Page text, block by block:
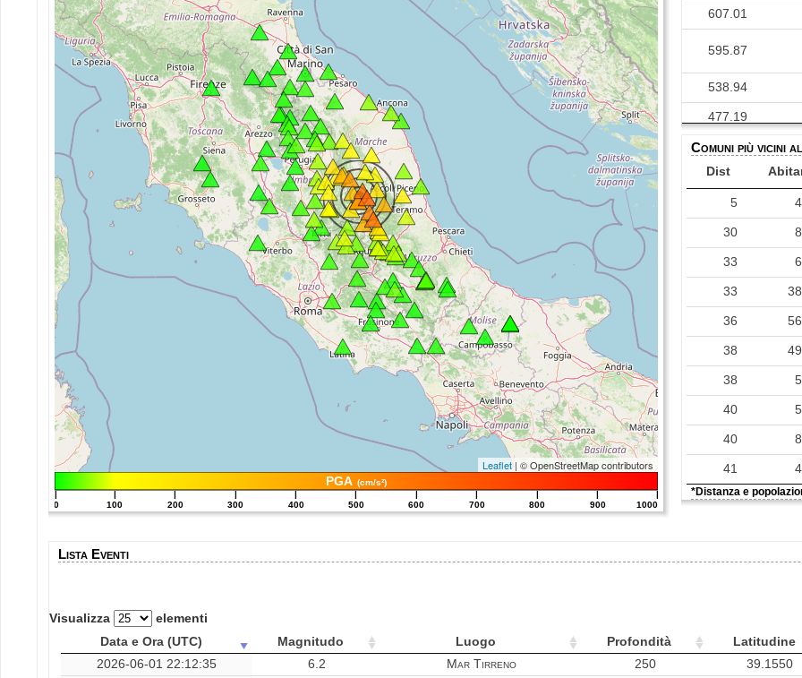
Leaflet| © OpenStreetMap contributors
PGA (cm/s²)
|
0
|
100
|
200
|
300
|
400
|
500
|
600
|
700
|
800
|
900
|
1000
607.01
595.87
538.94
477.19
451.72
378.91
366.11
361.15
351.83
315.42
226.49
203.06
192.45
172.34
136.98
117.22
115.71
Comuni più vicini
Dist
5
30
33
33
36
38
38
40
40
41
*Distanza e
Lista Eventi
Visualizza
elementi
Data e Ora (UTC)
Magnitudo Luogo Profondità Latitudine
2026-06-01 22:12:35
6.2 Mar Tirreno 250 39.1550